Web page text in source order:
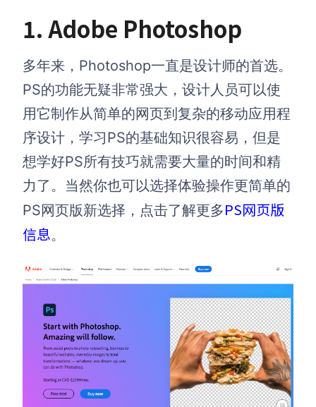
1. Adobe Photoshop
多年来，Photoshop一直是设计师的首选。
PS的功能无疑非常强大，设计人员可以使
用它制作从简单的网页到复杂的移动应用程
序设计，学习PS的基础知识很容易，但是
想学好PS所有技巧就需要大量的时间和精
力了。当然你也可以选择体验操作更简单的
PS网页版新选择，点击了解更多PS网页版
信息。